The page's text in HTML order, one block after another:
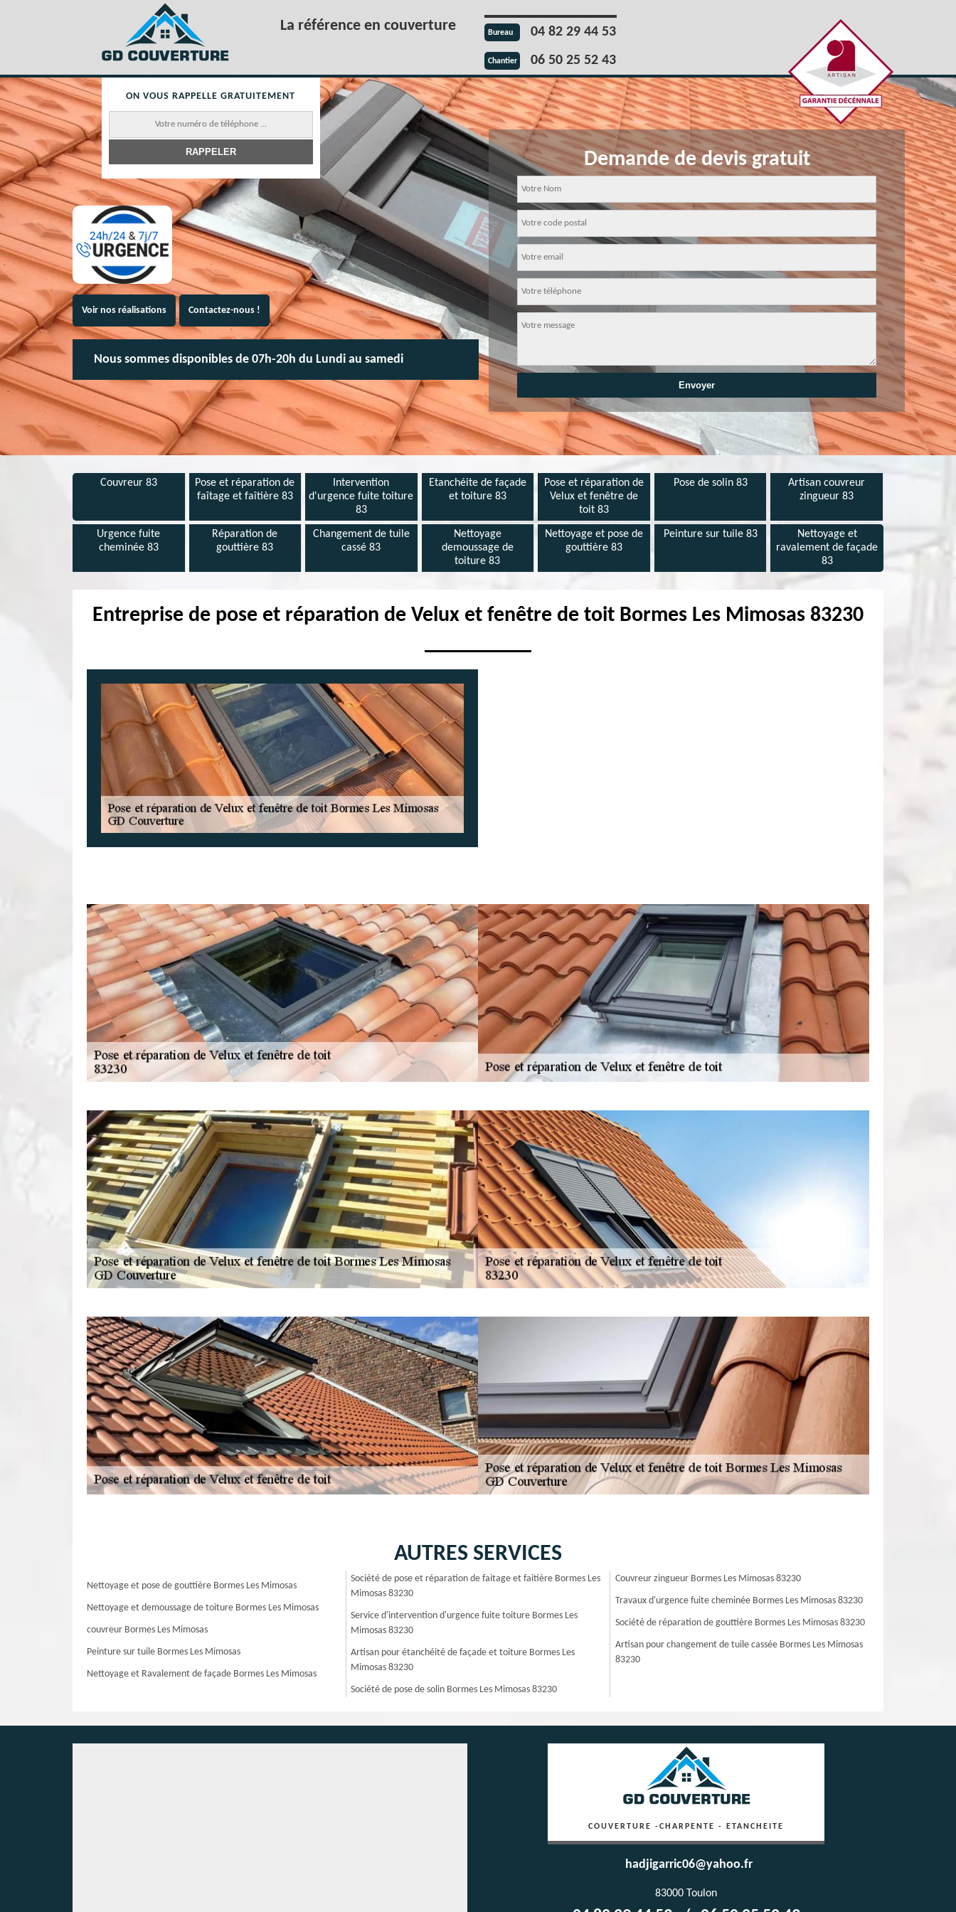
La référence en couverture Bureau 04 82 29 44 53
Chantier 06 50 25 52 43
Voir nos réalisations Contactez-nous !
Nous sommes disponibles de 07h-20h du Lundi au samedi
Demande de devis gratuit
ON VOUS RAPPELLE GRATUITEMENT
Couvreur 83
Pose et réparation de
faîtage et faîtière 83
Intervention
d'urgence fuite toiture
83
Etanchéite de façade
et toiture 83
Pose et réparation de
Velux et fenêtre de
toit 83
Pose de solin 83
Artisan couvreur
zingueur 83
Urgence fuite
cheminée 83
Réparation de
gouttière 83
Changement de tuile
cassé 83
Nettoyage
demoussage de
toiture 83
Nettoyage et pose de
gouttière 83
Peinture sur tuile 83
Nettoyage et
ravalement de façade
83
Entreprise de pose et réparation de Velux et fenêtre de toit Bormes Les Mimosas 83230
AUTRES SERVICES
Nettoyage et pose de gouttière Bormes Les Mimosas
Nettoyage et demoussage de toiture Bormes Les Mimosas
couvreur Bormes Les Mimosas
Peinture sur tuile Bormes Les Mimosas
Nettoyage et Ravalement de façade Bormes Les Mimosas
Société de pose et réparation de faitage et faitière Bormes Les
Mimosas 83230
Service d'intervention d'urgence fuite toiture Bormes Les
Mimosas 83230
Artisan pour étanchéité de façade et toiture Bormes Les
Mimosas 83230
Société de pose de solin Bormes Les Mimosas 83230
Couvreur zingueur Bormes Les Mimosas 83230
Travaux d'urgence fuite cheminée Bormes Les Mimosas 83230
Société de réparation de gouttière Bormes Les Mimosas 83230
Artisan pour changement de tuile cassée Bormes Les Mimosas
83230
COUVERTURE -CHARPENTE - ETANCHEITE
hadjigarric06@yahoo.fr
83000 Toulon